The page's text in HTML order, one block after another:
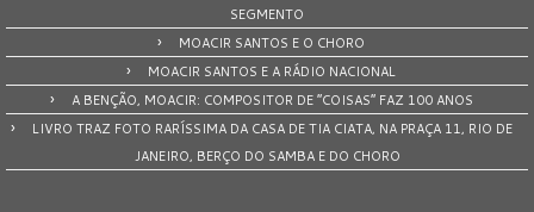
SEGMENTO
MOACIR SANTOS E O CHORO
MOACIR SANTOS E A RÁDIO NACIONAL
A BENÇÃO, MOACIR: COMPOSITOR DE “COISAS” FAZ 100 ANOS
LIVRO TRAZ FOTO RARÍSSIMA DA CASA DE TIA CIATA, NA PRAÇA 11, RIO DE
JANEIRO, BERÇO DO SAMBA E DO CHORO